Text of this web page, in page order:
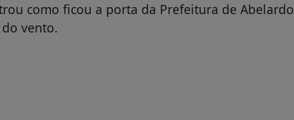
como ficou a porta da Prefeitura de Abelardo
vento.